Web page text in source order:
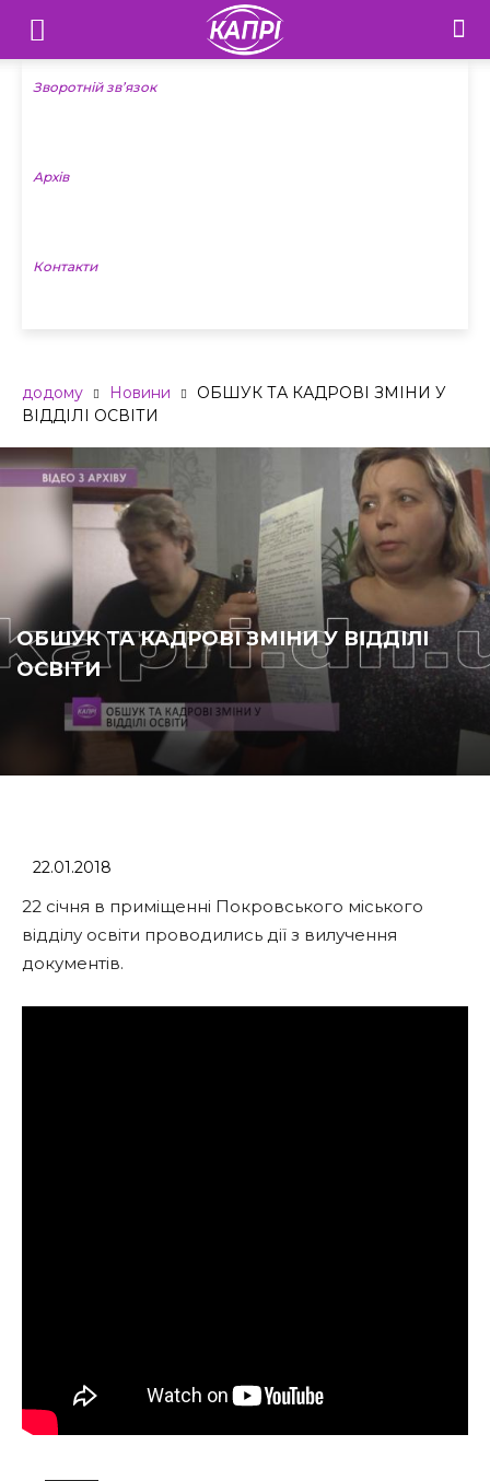
Телебачення
«Капрі»
Новини
Зворотній зв’язок
Архів
Контакти
додому Новини
ОБШУК ТА КАДРОВІ ЗМІНИ У
ВІДДІЛІ ОСВІТИ
ОБШУК ТА КАДРОВІ ЗМІНИ У ВІДДІЛІ
ОСВІТИ
22.01.2018
22 січня в приміщенні Покровського міського
відділу освіти проводились дії з вилучення
документів.